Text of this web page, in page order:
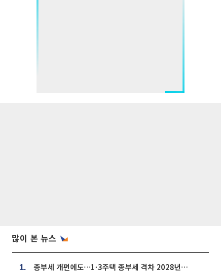
많이 본 뉴스
1. 종부세 개편에도…1·3주택 종부세 격차 2028년부터 확대